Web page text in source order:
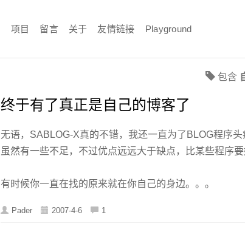
项目 留言 关于 友情链接 Playground
包含
终于有了真正是自己的博客了
无语，SABLOG-X真的不错，我还一直为了BLOG程序
虽然有一些不足，不过优点远远大于缺点，比某些程序要
有时候你一直在找的原来就在你自己的身边。。。
Pader 2007-4-6 1